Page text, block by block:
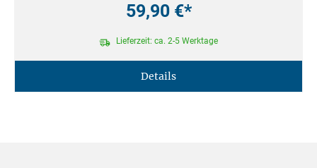
59,90 €*
Lieferzeit: ca. 2-5 Werktage
Details